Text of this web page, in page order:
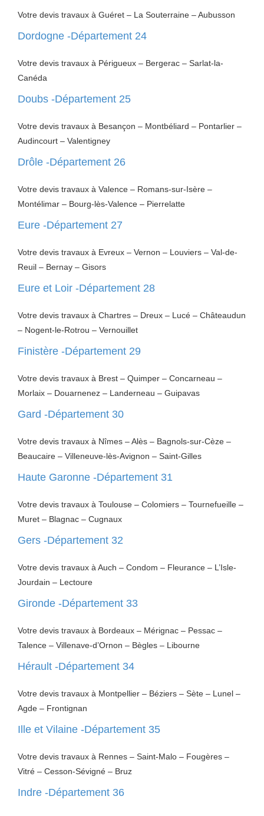
Votre devis travaux à Guéret – La Souterraine – Aubusson
Dordogne -Département 24
Votre devis travaux à Périgueux – Bergerac – Sarlat-la-
Canéda
Doubs -Département 25
Votre devis travaux à Besançon – Montbéliard – Pontarlier –
Audincourt – Valentigney
Drôle -Département 26
Votre devis travaux à Valence – Romans-sur-Isère –
Montélimar – Bourg-lès-Valence – Pierrelatte
Eure -Département 27
Votre devis travaux à Evreux – Vernon – Louviers – Val-de-
Reuil – Bernay – Gisors
Eure et Loir -Département 28
Votre devis travaux à Chartres – Dreux – Lucé – Châteaudun
– Nogent-le-Rotrou – Vernouillet
Finistère -Département 29
Votre devis travaux à Brest – Quimper – Concarneau –
Morlaix – Douarnenez – Landerneau – Guipavas
Gard -Département 30
Votre devis travaux à Nîmes – Alès – Bagnols-sur-Cèze –
Beaucaire – Villeneuve-lès-Avignon – Saint-Gilles
Haute Garonne -Département 31
Votre devis travaux à Toulouse – Colomiers – Tournefueille –
Muret – Blagnac – Cugnaux
Gers -Département 32
Votre devis travaux à Auch – Condom – Fleurance – L’Isle-
Jourdain – Lectoure
Gironde -Département 33
Votre devis travaux à Bordeaux – Mérignac – Pessac –
Talence – Villenave-d’Ornon – Bègles – Libourne
Hérault -Département 34
Votre devis travaux à Montpellier – Béziers – Sète – Lunel –
Agde – Frontignan
Ille et Vilaine -Département 35
Votre devis travaux à Rennes – Saint-Malo – Fougères –
Vitré – Cesson-Sévigné – Bruz
Indre -Département 36